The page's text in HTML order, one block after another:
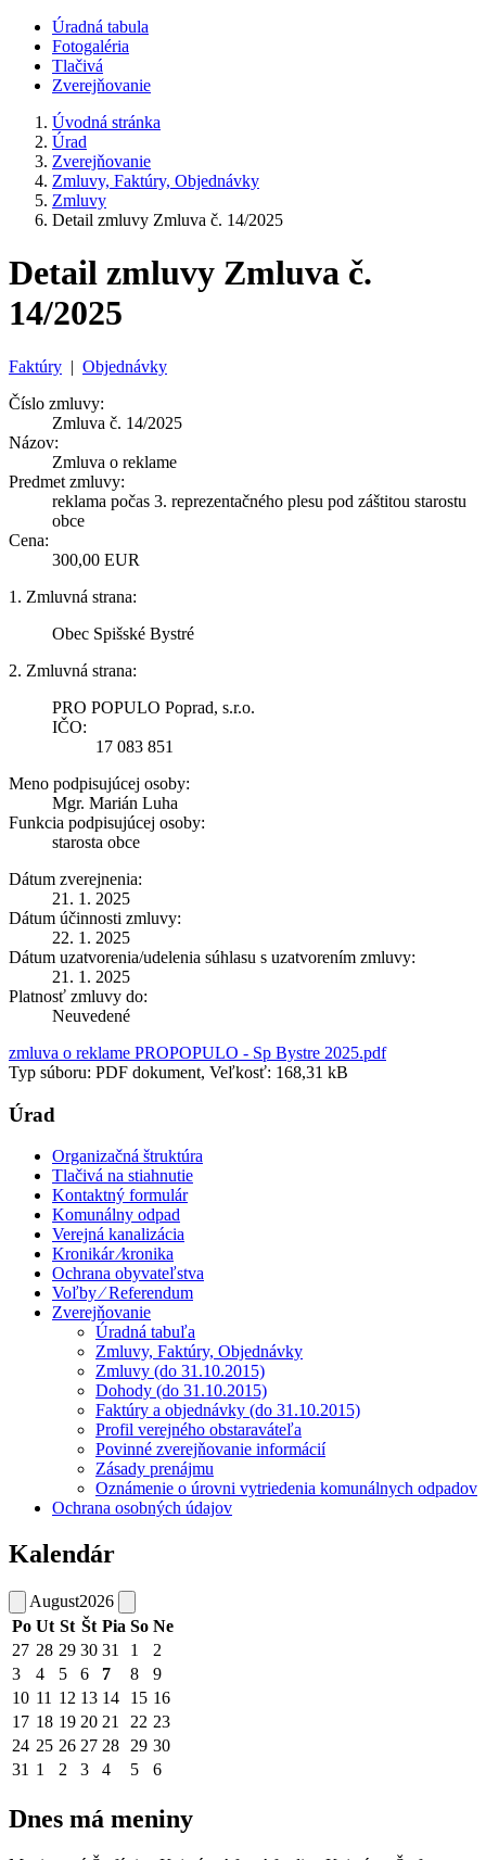
Úradná tabula
Fotogaléria
Tlačivá
Zverejňovanie
Úvodná stránka
Úrad
Zverejňovanie
Zmluvy, Faktúry, Objednávky
Zmluvy
Detail zmluvy Zmluva č. 14/2025
Detail zmluvy Zmluva č.
14/2025
Faktúry | Objednávky
Číslo zmluvy:
Zmluva č. 14/2025
Názov:
Zmluva o reklame
Predmet zmluvy:
reklama počas 3. reprezentačného plesu pod záštitou starostu
obce
Cena:
300,00 EUR
1. Zmluvná strana:
Obec Spišské Bystré
2. Zmluvná strana:
PRO POPULO Poprad, s.r.o.
IČO:
17 083 851
Meno podpisujúcej osoby:
Mgr. Marián Luha
Funkcia podpisujúcej osoby:
starosta obce
Dátum zverejnenia:
21. 1. 2025
Dátum účinnosti zmluvy:
22. 1. 2025
Dátum uzatvorenia/udelenia súhlasu s uzatvorením zmluvy:
21. 1. 2025
Platnosť zmluvy do:
Neuvedené
zmluva o reklame PROPOPULO - Sp Bystre 2025.pdf
Typ súboru: PDF dokument, Veľkosť: 168,31 kB
Úrad
Organizačná štruktúra
Tlačivá na stiahnutie
Kontaktný formulár
Komunálny odpad
Verejná kanalizácia
Kronikár ⁄kronika
Ochrana obyvateľstva
Voľby ⁄ Referendum
Zverejňovanie
Úradná tabuľa
Zmluvy, Faktúry, Objednávky
Zmluvy (do 31.10.2015)
Dohody (do 31.10.2015)
Faktúry a objednávky (do 31.10.2015)
Profil verejného obstaraváteľa
Povinné zverejňovanie informácií
Zásady prenájmu
Oznámenie o úrovni vytriedenia komunálnych odpadov
Ochrana osobných údajov
Kalendár
August2026
Po Ut St Št Pia So Ne
27 28 29 30 31 1
2
3
4 5 6 7 8
9
10 11 12 13 14 15 16
17 18 19 20 21 22 23
24 25 26 27 28 29 30
31 1 2 3 4 5 6
Dnes má meniny